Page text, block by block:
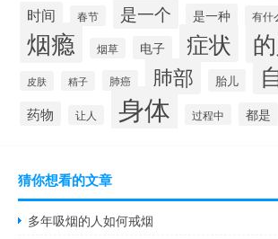
时间 春节 是一个 是一种 有什
烟瘾 烟草 电子 症状
皮肤 精子 肺癌 肺部 胎儿
药物 让人 身体 过程中 都是
猜你想看的文章
多年吸烟的人如何戒烟